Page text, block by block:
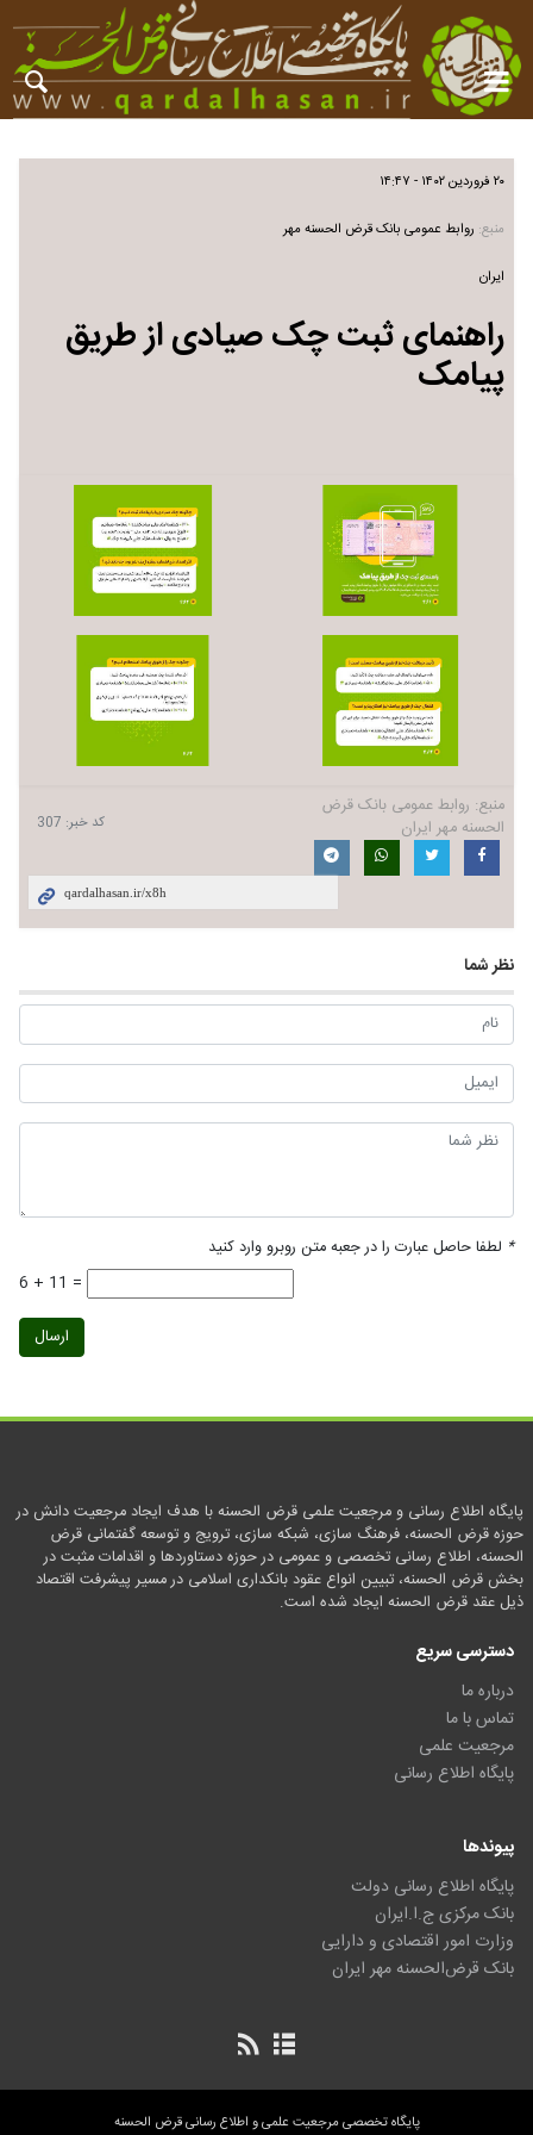
راهنمای ثبت چک صیادی از طریق
پیامک
۲۰ فروردین ۱۴۰۲ - ۱۴:۴۷
منبع: روابط عمومی بانک قرض الحسنه مهر
ایران
منبع: روابط عمومی بانک قرض
الحسنه مهر ایران
کد خبر: 307
نظر شما
* لطفا حاصل عبارت را در جعبه متن روبرو وارد کنید
6 + 11 =
ارسال
پایگاه اطلاع رسانی و مرجعیت علمی قرض الحسنه با هدف ایجاد مرجعیت دانش در
حوزه قرض الحسنه، فرهنگ سازی، شبکه سازی، ترویج و توسعه گفتمانی قرض
الحسنه، اطلاع رسانی تخصصی و عمومی در حوزه دستاوردها و اقدامات مثبت در
بخش قرض الحسنه، تبیین انواع عقود بانکداری اسلامی در مسیر پیشرفت اقتصاد
ذیل عقد قرض الحسنه ایجاد شده است.
دسترسی سریع
درباره ما
تماس با ما
مرجعیت علمی
پایگاه اطلاع رسانی
پیوندها
پایگاه اطلاع رسانی دولت
بانک مرکزی ج.ا.ایران
وزارت امور اقتصادی و دارایی
بانک قرض‌الحسنه مهر ایران
پایگاه تخصصی مرجعیت علمی و اطلاع رسانی قرض الحسنه